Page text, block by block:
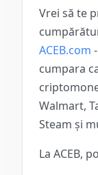
Vrei să te
ACEB.com
cumpara
Walmart,
Steam și
La ACEB,